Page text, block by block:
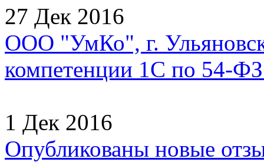
27 Дек 2016
ООО "УмКо", г.
компетенции 1С по 54-
1 Дек 2016
Опубликованы новые